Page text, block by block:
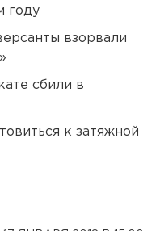
году
взорвали
сбили в
к затяжной